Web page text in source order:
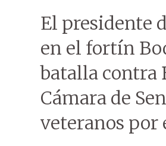
El presidente
en el fortín
batalla contra
Cámara de
veteranos por